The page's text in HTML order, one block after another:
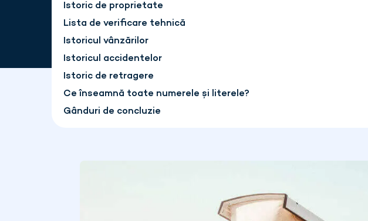
Istoric de proprietate
Lista de verificare tehnică
Istoricul vânzărilor
Istoricul accidentelor
Istoric de retragere
Ce înseamnă toate numerele și literele?
Gânduri de concluzie